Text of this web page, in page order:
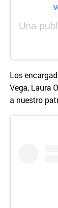
Los
Vega, Laura
a nuestro